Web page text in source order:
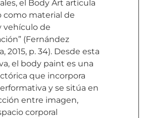
el Body Art articula
como material de
vehículo de
(Fernández
2015, p. 34). Desde esta
el body paint es una
que incorpora
y se sitúa en
entre imagen,
corporal